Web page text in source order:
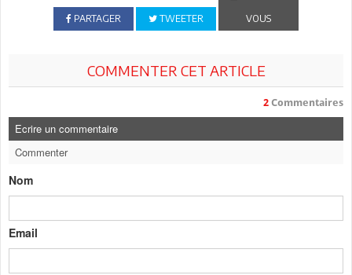
PARTAGER TWEETER
VOUS
COMMENTER CET ARTICLE
2 Commentaires
Ecrire un commentaire
Commenter
Nom
Email